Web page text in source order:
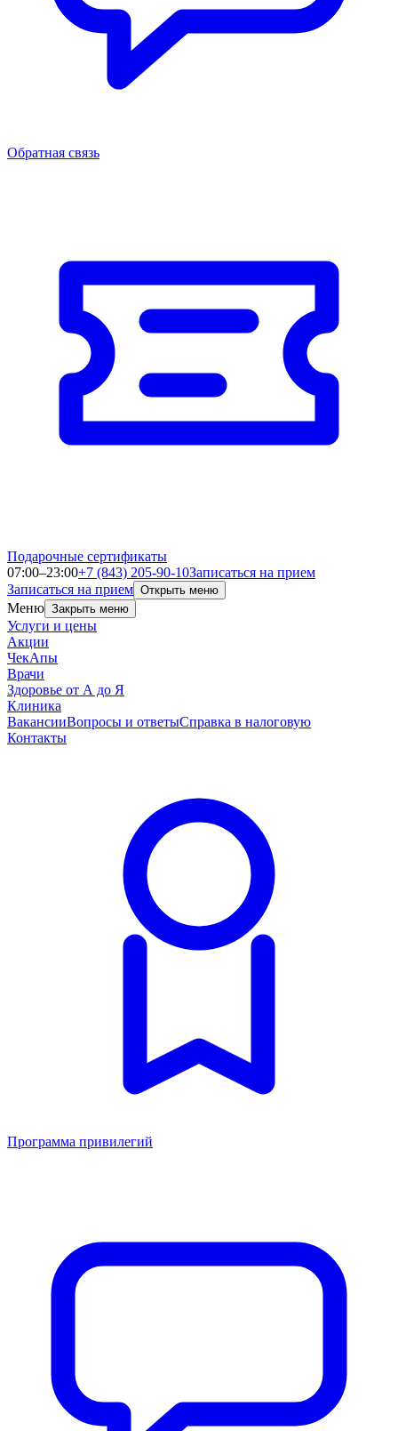
Обратная связь
Подарочные сертификаты
07:00–23:00+7 (843) 205-90-10Записаться на прием
Записаться на прием Открыть меню
Меню Закрыть меню
Услуги и цены
Акции
ЧекАпы
Врачи
Здоровье от А до Я
Клиника
ВакансииВопросы и ответыСправка в налоговую
Контакты
Программа привилегий